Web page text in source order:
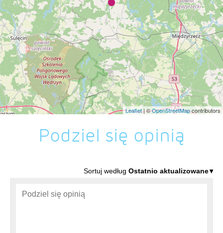
Leaflet| ©OpenStreetMapcontributors
Podziel się opinią